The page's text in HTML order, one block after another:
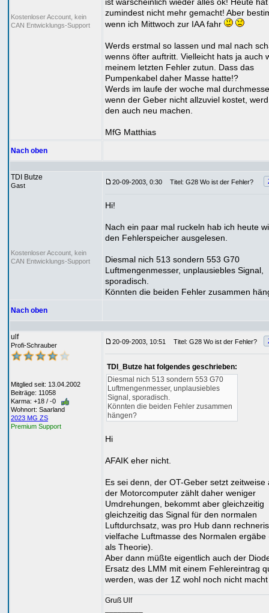
Kostenloser Account, kein
CAN Entwicklungs-Support
zumindest nicht mehr gemacht! Aber
wenn ich Mittwoch zur IAA fahr
Werds erstmal so lassen und mal nach
wenns öfter auftritt. Vielleicht hats ja auch
meinem letzten Fehler zutun. Dass das
Pumpenkabel daher Masse hatte!?
Werds im laufe der woche mal
wenn der Geber nicht allzuviel kostet,
den auch neu machen.
MfG Matthias
Nach oben
TDI Butze
Gast
Kostenloser Account, kein
CAN Entwicklungs-Support
20-09-2003, 0:30 Titel: G28 Wo ist der Fehler?
Hi!
Nach ein paar mal ruckeln hab ich heute
den Fehlerspeicher ausgelesen.
Diesmal nich 513 sondern 553 G70
Luftmengenmesser, unplausiebles Signal,
sporadisch.
Könnten die beiden Fehler zusammen
Nach oben
ulf
Profi-Schrauber
Mitglied seit: 13.04.2002
Beiträge: 11058
Karma: +18 / -0
Wohnort: Saarland
2023 MG ZS
Premium Support
20-09-2003, 10:51 Titel: G28 Wo ist der Fehler?
TDI_Butze hat folgendes geschrieben:
Diesmal nich 513 sondern 553 G70
Luftmengenmesser, unplausiebles
Signal, sporadisch.
Könnten die beiden Fehler zusammen
hängen?
Hi
AFAIK eher nicht.
Es sei denn, der OT-Geber setzt zeitweise
der Motorcomputer zählt daher weniger
Umdrehungen, bekommt aber gleichzeitig
gleichzeitig das Signal für den normalen
Luftdurchsatz, was pro Hub dann
vielfache Luftmasse des Normalen ergäbe
als Theorie).
Aber dann müßte eigentlich auch der
Ersatz des LMM mit einem Fehlereintrag
werden, was der 1Z wohl noch nicht
Gruß Ulf